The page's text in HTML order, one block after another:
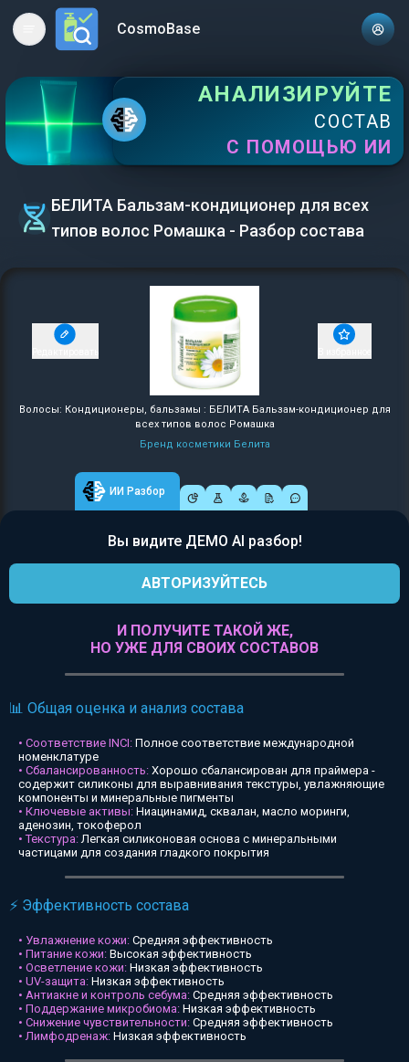
Open main menuCosmoBase
АНАЛИЗИРУЙТЕ
СОСТАВ
С ПОМОЩЬЮ ИИ
БЕЛИТА Бальзам-кондиционер для всех
типов волос Ромашка - Разбор состава
Волосы: Кондиционеры, бальзамы : БЕЛИТА Бальзам-кондиционер для
всех типов волос Ромашка
Бренд косметики Белита
ИИ Разбор
Вы видите ДЕМО AI разбор!
АВТОРИЗУЙТЕСЬ
И ПОЛУЧИТЕ ТАКОЙ ЖЕ,
НО УЖЕ ДЛЯ СВОИХ СОСТАВОВ
📊 Общая оценка и анализ состава
• Соответствие INCI: Полное соответствие международной
номенклатуре
• Сбалансированность: Хорошо сбалансирован для праймера -
содержит силиконы для выравнивания текстуры, увлажняющие
компоненты и минеральные пигменты
• Ключевые активы: Ниацинамид, сквалан, масло моринги,
аденозин, токоферол
• Текстура:Легкая силиконовая основа с минеральными
частицами для создания гладкого покрытия
⚡ Эффективность состава
• Увлажнение кожи: Средняя эффективность
• Питание кожи: Высокая эффективность
• Осветление кожи: Низкая эффективность
• UV-защита: Низкая эффективность
• Антиакне и контроль себума: Средняя эффективность
• Поддержание микробиома: Низкая эффективность
• Снижение чувствительности: Средняя эффективность
• Лимфодренаж: Низкая эффективность